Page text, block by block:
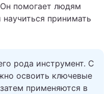
помогает людям
принимать
рода инструмент. С
освоить ключевые
применяются в